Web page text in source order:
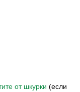
от шкурки (если